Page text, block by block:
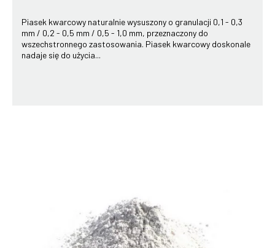
Piasek kwarcowy naturalnie wysuszony o granulacji 0,1 - 0,3
mm / 0,2 - 0,5 mm / 0,5 - 1,0 mm, przeznaczony do
wszechstronnego zastosowania. Piasek kwarcowy doskonale
nadaje się do użycia...